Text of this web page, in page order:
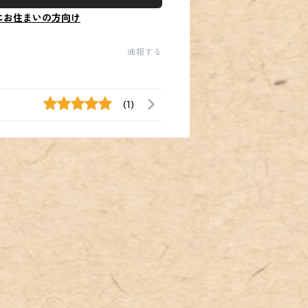
お住まいの方向け
通報する
(1)